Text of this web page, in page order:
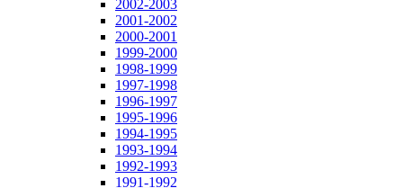
2002-2003
2001-2002
2000-2001
1999-2000
1998-1999
1997-1998
1996-1997
1995-1996
1994-1995
1993-1994
1992-1993
1991-1992